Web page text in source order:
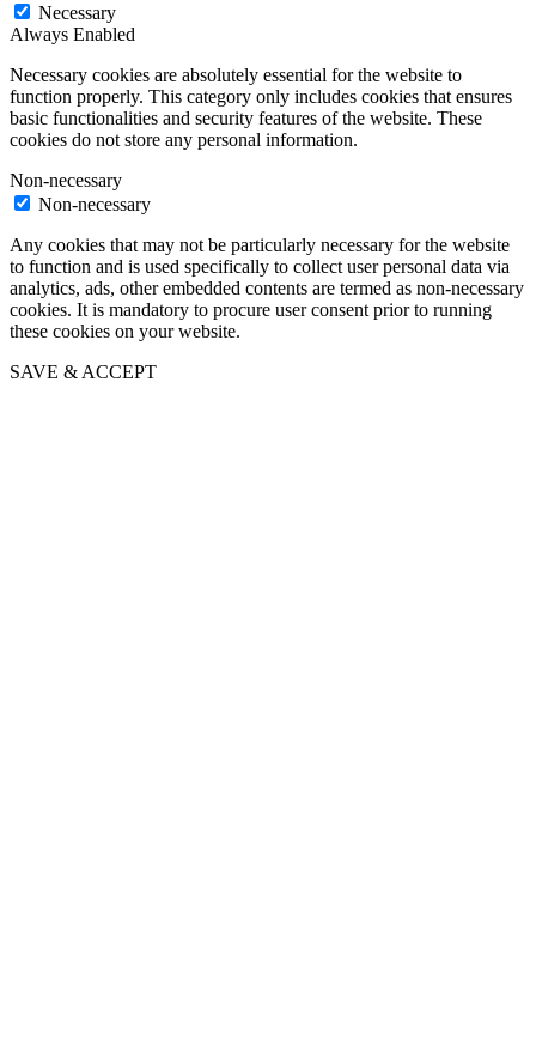
Necessary
Always Enabled
Necessary cookies are absolutely essential for the website to
function properly. This category only includes cookies that ensures
basic functionalities and security features of the website. These
cookies do not store any personal information.
Non-necessary
Non-necessary
Any cookies that may not be particularly necessary for the website
to function and is used specifically to collect user personal data via
analytics, ads, other embedded contents are termed as non-necessary
cookies. It is mandatory to procure user consent prior to running
these cookies on your website.
SAVE & ACCEPT